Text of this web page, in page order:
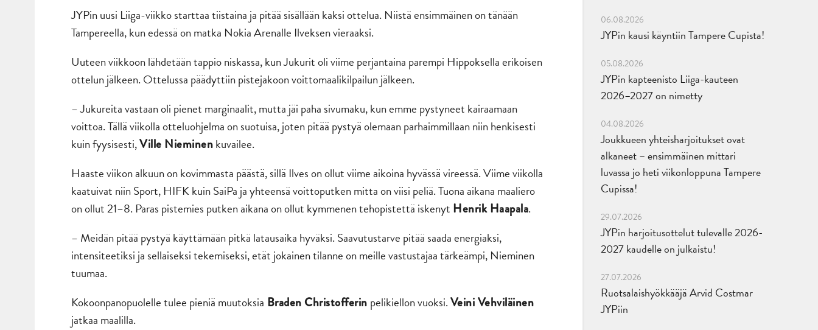
JYPin uusi Liiga-viikko starttaa tiistaina ja pitää sisällään kaksi ottelua. Niistä ensimmäinen on tänään
Tampereella, kun edessä on matka Nokia Arenalle Ilveksen vieraaksi.
Uuteen viikkoon lähdetään tappio niskassa, kun Jukurit oli viime perjantaina parempi Hippoksella erikoisen
ottelun jälkeen. Ottelussa päädyttiin pistejakoon voittomaalikilpailun jälkeen.
– Jukureita vastaan oli pienet marginaalit, mutta jäi paha sivumaku, kun emme pystyneet kairaamaan
voittoa. Tällä viikolla otteluohjelma on suotuisa, joten pitää pystyä olemaan parhaimmillaan niin henkisesti
kuin fyysisesti,Ville Nieminenkuvailee.
Haaste viikon alkuun on kovimmasta päästä, sillä Ilves on ollut viime aikoina hyvässä vireessä. Viime viikolla
kaatuivat niin Sport, HIFK kuin SaiPa ja yhteensä voittoputken mitta on viisi peliä. Tuona aikana maaliero
on ollut 21–8. Paras pistemies putken aikana on ollut kymmenen tehopistettä iskenyt Henrik Haapala.
– Meidän pitää pystyä käyttämään pitkä latausaika hyväksi. Saavutustarve pitää saada energiaksi,
intensiteetiksi ja sellaiseksi tekemiseksi, etät jokainen tilanne on meille vastustajaa tärkeämpi, Nieminen
tuumaa.
Kokoonpanopuolelle tulee pieniä muutoksia Braden Christofferin pelikiellon vuoksi.Veini Vehviläinen
jatkaa maalilla.
06.08.2026
JYPin kausi käyntiin Tampere Cupista!
05.08.2026
JYPin kapteenisto Liiga-kauteen
2026–2027 on nimetty
04.08.2026
Joukkueen yhteisharjoitukset ovat
alkaneet – ensimmäinen mittari
luvassa jo heti viikonloppuna Tampere
Cupissa!
29.07.2026
JYPin harjoitusottelut tulevalle 2026-
2027 kaudelle on julkaistu!
27.07.2026
Ruotsalaishyökkääjä Arvid Costmar
JYPiin